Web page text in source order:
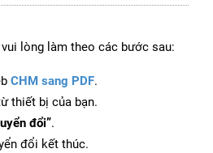
vui lòng làm theo các bước sau:
CHM sang PDF.
thiết bị của bạn.
đổi”.
đổi kết thúc.